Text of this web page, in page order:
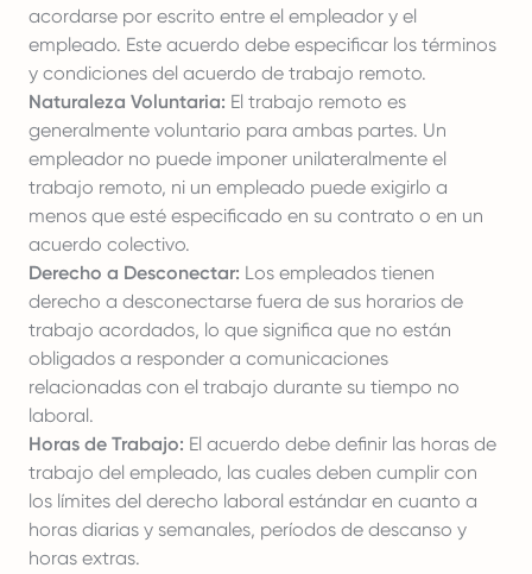
acordarse por escrito entre el empleador y el
empleado. Este acuerdo debe especificar los términos
y condiciones del acuerdo de trabajo remoto.
Naturaleza Voluntaria: El trabajo remoto es
generalmente voluntario para ambas partes. Un
empleador no puede imponer unilateralmente el
trabajo remoto, ni un empleado puede exigirlo a
menos que esté especificado en su contrato o en un
acuerdo colectivo.
Derecho a Desconectar: Los empleados tienen
derecho a desconectarse fuera de sus horarios de
trabajo acordados, lo que significa que no están
obligados a responder a comunicaciones
relacionadas con el trabajo durante su tiempo no
laboral.
Horas de Trabajo: El acuerdo debe definir las horas de
trabajo del empleado, las cuales deben cumplir con
los límites del derecho laboral estándar en cuanto a
horas diarias y semanales, períodos de descanso y
horas extras.